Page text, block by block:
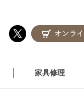
家具修理